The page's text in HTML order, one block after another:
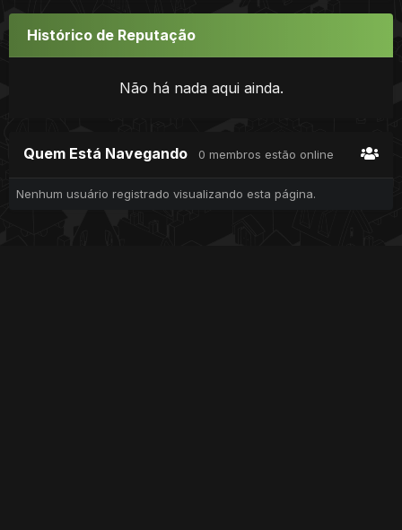
Histórico de Reputação
Não há nada aqui ainda.
Quem Está Navegando 0 membros estão online
Nenhum usuário registrado visualizando esta página.